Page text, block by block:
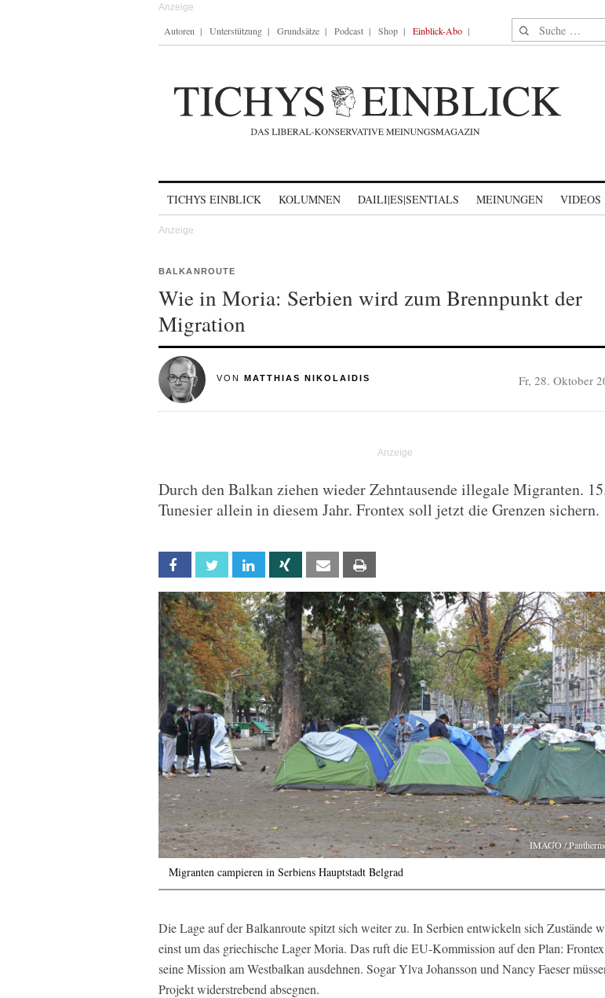
Autoren Unterstützung Grundsätze Podcast Shop Einblick-Abo Suche nach:
TICHYS EINBLICK KOLUMNEN DAILI|ES|SENTIALS MEINUNGEN VIDEOS
BALKANROUTE
Wie in Moria: Serbien wird zum Brennpunkt der
Migration
VON MATTHIAS NIKOLAIDIS Fr, 28. Oktober
Durch den Balkan ziehen wieder Zehntausende illegale Migranten.
Tunesier allein in diesem Jahr. Frontex soll jetzt die Grenzen sichern.
Facebook Twitter Linkedin Xing Email
IMAGO /
Migranten campieren in Serbiens Hauptstadt Belgrad
Die Lage auf der Balkanroute spitzt sich weiter zu. In Serbien entwickeln sich Zustände
einst um das griechische Lager Moria. Das ruft die EU-Kommission auf den Plan:
seine Mission am Westbalkan ausdehnen. Sogar Ylva Johansson und Nancy Faeser
Projekt widerstrebend absegnen.